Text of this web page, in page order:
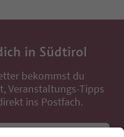
in Südtirol
bekommst du
Veranstaltungs-Tipps
ins Postfach.